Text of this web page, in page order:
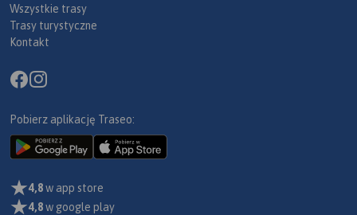
Wszystkie trasy
Trasy turystyczne
Kontakt
Pobierz aplikację Traseo:
4,8w app store
4,8w google play